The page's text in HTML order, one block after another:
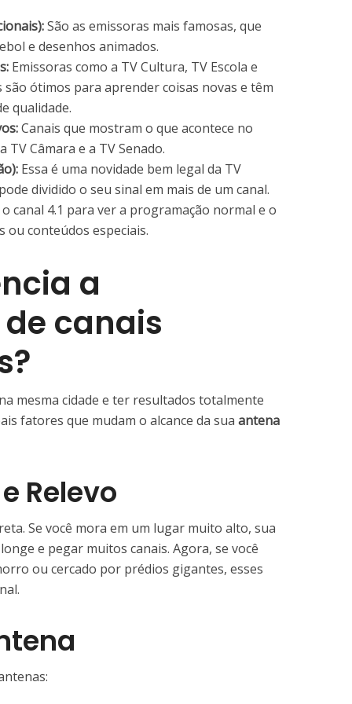
São as emissoras mais famosas, que
e desenhos animados.
Emissoras como a TV Cultura, TV Escola e
são ótimos para aprender coisas novas e têm
qualidade.
Canais que mostram o que acontece no
Câmara e a TV Senado.
Essa é uma novidade bem legal da TV
dividido o seu sinal em mais de um canal.
canal 4.1 para ver a programação normal e o
ou conteúdos especiais.
a
canais
mesma cidade e ter resultados totalmente
fatores que mudam o alcance da sua antena
Relevo
Se você mora em um lugar muito alto, sua
e pegar muitos canais. Agora, se você
ou cercado por prédios gigantes, esses